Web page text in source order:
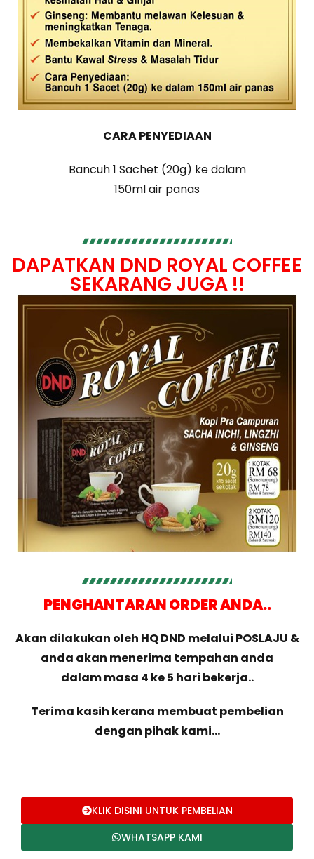
CARA PENYEDIAAN
Bancuh 1 Sachet (20g) ke dalam
150ml air panas
DAPATKAN DND ROYAL COFFEE
SEKARANG JUGA !!
PENGHANTARAN ORDER ANDA..
Akan dilakukan oleh HQ DND melalui POSLAJU &
anda akan menerima tempahan anda
dalam masa 4 ke 5 hari bekerja..
Terima kasih kerana membuat pembelian
dengan pihak kami…
KLIK DISINI UNTUK PEMBELIAN
WHATSAPP KAMI